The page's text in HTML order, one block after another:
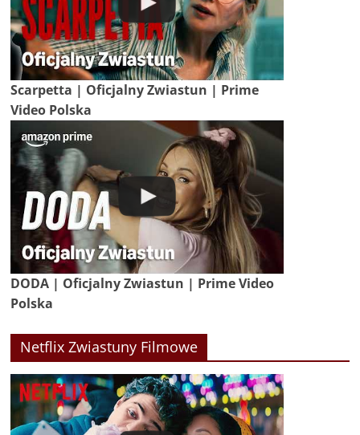
Scarpetta | Oficjalny Zwiastun | Prime
Video Polska
DODA | Oficjalny Zwiastun | Prime Video
Polska
Netflix Zwiastuny Filmowe